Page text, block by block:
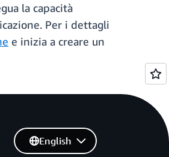
la capacità
Per i dettagli
e inizia a creare un
English